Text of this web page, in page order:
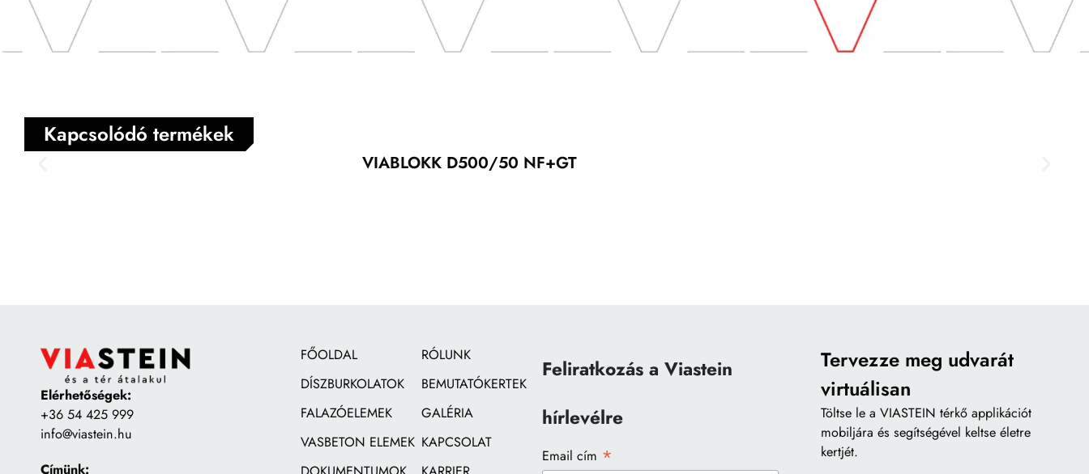
Kapcsolódó termékek
VIABLOKK D500/50 NF+GT
Elérhetőségek:
+36 54 425 999
info@viastein.hu
Címünk:
FŐOLDAL
DÍSZBURKOLATOK
FALAZÓELEMEK
VASBETON ELEMEK
RÓLUNK
BEMUTATÓKERTEK
GALÉRIA
KAPCSOLAT
Feliratkozás a Viastein
hírlevélre
Email cím *
Tervezze meg udvarát
virtuálisan
Töltse le a VIASTEIN térkő applikációt
mobiljára és segítségével keltse életre
kertjét.